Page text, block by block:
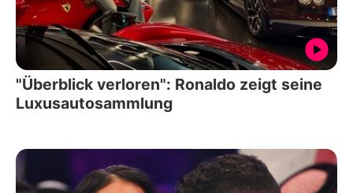
"Überblick verloren": Ronaldo zeigt seine
Luxusautosammlung